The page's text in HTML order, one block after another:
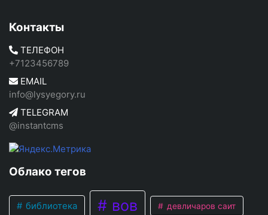
Контакты
ТЕЛЕФОН
+7123456789
EMAIL
info@lysyegory.ru
TELEGRAM
@instantcms
Облако тегов
библиотека вов девличаров саит